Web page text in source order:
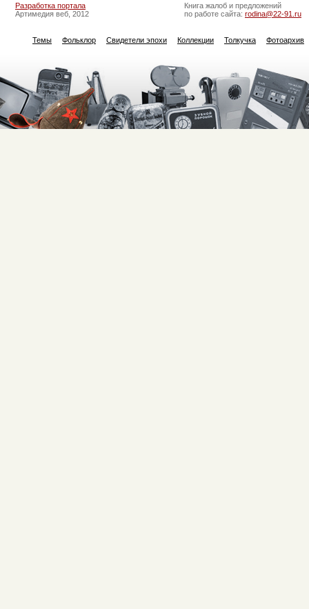
Разработка портала
Артимедия веб, 2012
Книга жалоб и предложений
по работе сайта: rodina@22-91.ru
Темы Фольклор Свидетели эпохи Коллекции Толкучка Фотоархив